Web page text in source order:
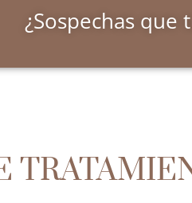
¿Sospechas